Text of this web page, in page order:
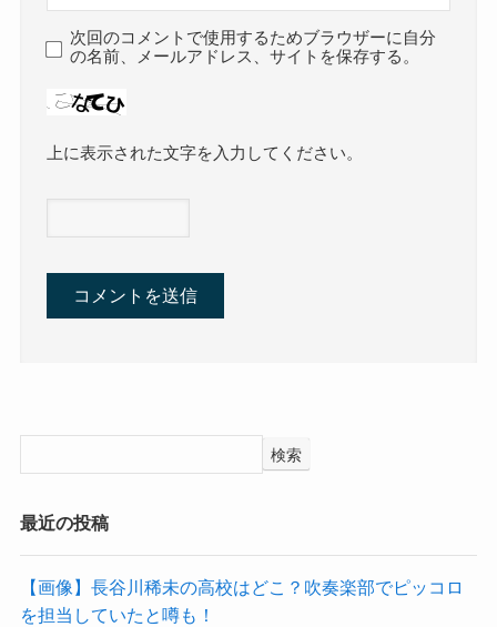
次回のコメントで使用するためブラウザーに自分
の名前、メールアドレス、サイトを保存する。
上に表示された文字を入力してください。
検索
最近の投稿
【画像】長谷川稀未の高校はどこ？吹奏楽部でピッコロ
を担当していたと噂も！